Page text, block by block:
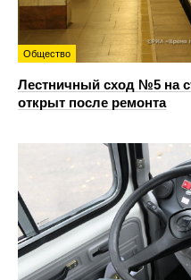
Общество
Лестничный сход №5 на
открыт после ремонта